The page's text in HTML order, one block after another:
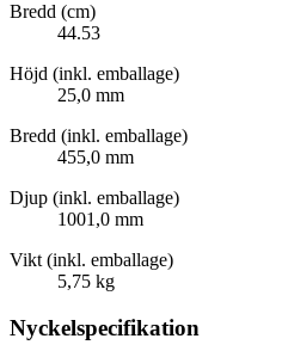
Bredd (cm)
44.53
Höjd (inkl. emballage)
25,0 mm
Bredd (inkl. emballage)
455,0 mm
Djup (inkl. emballage)
1001,0 mm
Vikt (inkl. emballage)
5,75 kg
Nyckelspecifikation